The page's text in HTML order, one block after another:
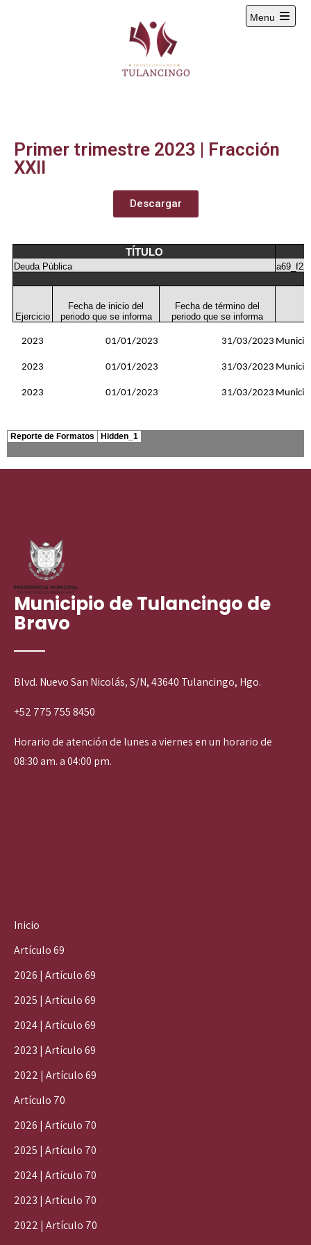
Menu
Primer trimestre 2023 | Fracción
XXII
Descargar
Municipio de Tulancingo de
Bravo
Blvd. Nuevo San Nicolás, S/N, 43640 Tulancingo, Hgo.
+52 775 755 8450
Horario de atención de lunes a viernes en un horario de
08:30 am. a 04:00 pm.
Inicio
Artículo 69
2026 | Artículo 69
2025 | Artículo 69
2024 | Artículo 69
2023 | Artículo 69
2022 | Artículo 69
Artículo 70
2026 | Artículo 70
2025 | Artículo 70
2024 | Artículo 70
2023 | Artículo 70
2022 | Artículo 70